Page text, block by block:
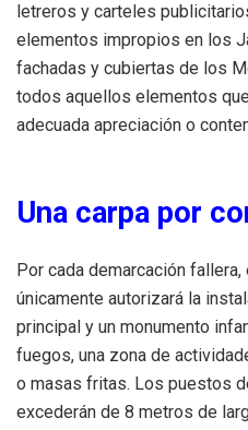
letreros y carteles
elementos impropios en los
fachadas y cubiertas de los
todos aquellos elementos
adecuada apreciación o
Una carpa por
Por cada demarcación
únicamente autorizará la
principal y un monumento
fuegos, una zona de
o masas fritas. Los puestos
excederán de 8 metros de